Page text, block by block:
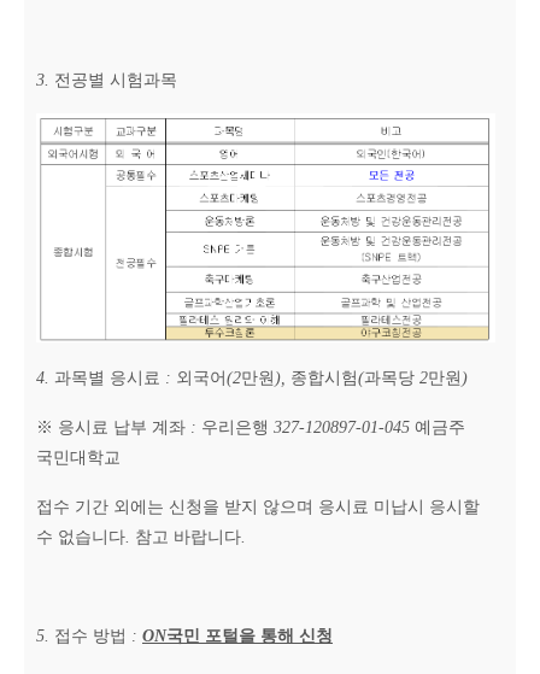
3. 전공별 시험과목
4. 과목별 응시료 : 외국어(2만원 ), 종합시험(과목당 2만원 )
※ 응시료 납부 계좌 : 우리은행 327-120897-01-045 예금주
국민대학교
접수 기간 외에는 신청을 받지 않으며 응시료 미납시 응시할
수 없습니다 참고 바랍니다
5. 접수 방법 : ON국민 포털을 통해 신청